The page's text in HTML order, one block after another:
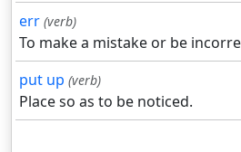
err (verb)
To make a mistake or be
put up (verb)
Place so as to be noticed.